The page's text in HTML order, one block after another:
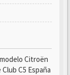
Citroën
C5 España